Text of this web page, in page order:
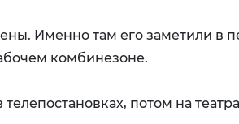
Именно там его заметили в
комбинезоне.
потом на